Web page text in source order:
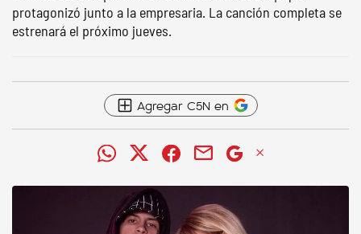
protagonizó junto a la empresaria. La canción completa se
estrenará el próximo jueves.
Agregar C5N en